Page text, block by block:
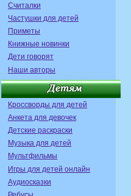
Считалки
Частушки для детей
Приметы
Книжные новинки
Дети говорят
Наши авторы
Кроссворды для детей
Анкета для девочек
Детские раскраски
Музыка для детей
Мультфильмы
Игры для детей онлайн
Аудиосказки